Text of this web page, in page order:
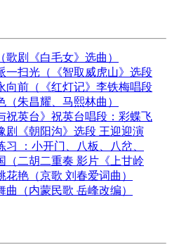
剧《白毛女》选曲）
一扫光（《智取威虎山》选段
向前（《红灯记》李铁梅唱段
朱昌耀、马熙林曲）
祝英台》祝英台唱段：彩蝶飞
剧《朝阳沟》选段 王迎迎演
：小开门、八板、八岔、
（二胡二重奏 影片《上甘岭
艳（京歌 刘春爱词曲）
（内蒙民歌 岳峰改编）